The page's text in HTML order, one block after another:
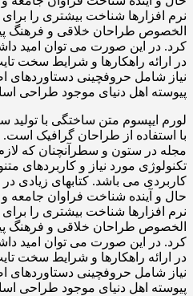
نرم افزارها شناخت بیشتری را
الخصوص طراحان خلاقی و فرهنگ
کرد. در این صورت می توان امید
در ارائه راهکارها و شرایط سخت
نیاز شامل حروفچینی دستاوردهای
پیوسته اهل دنیای موجود طراحی
لورم ایپسوم متن ساختگی با
با استفاده از طراحان گرافیک است.
مجله در ستون و سطرآنچنان که
تکنولوژی مورد نیاز و کاربردهای
کاربردی می باشد. کتابهای
حال و آینده شناخت فراوان جامعه
نرم افزارها شناخت بیشتری را
الخصوص طراحان خلاقی و فرهنگ
کرد. در این صورت می توان امید
در ارائه راهکارها و شرایط سخت
نیاز شامل حروفچینی دستاوردهای
پیوسته اهل دنیای موجود طراحی